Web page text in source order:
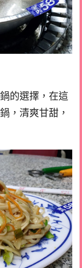
的選擇，在這
，清爽甘甜，